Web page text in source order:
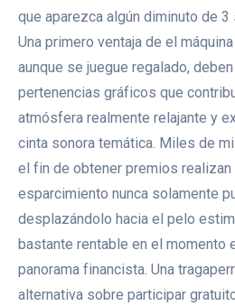
que aparezca algún diminuto de
Una primero ventaja de el
aunque se juegue regalado,
pertenencias gráficos que
atmósfera realmente relajante y
cinta sonora temática. Miles de
el fin de obtener premios realizan
esparcimiento nunca solamente
desplazándolo hacia el pelo
bastante rentable en el momento
panorama financista. Una
alternativa sobre participar